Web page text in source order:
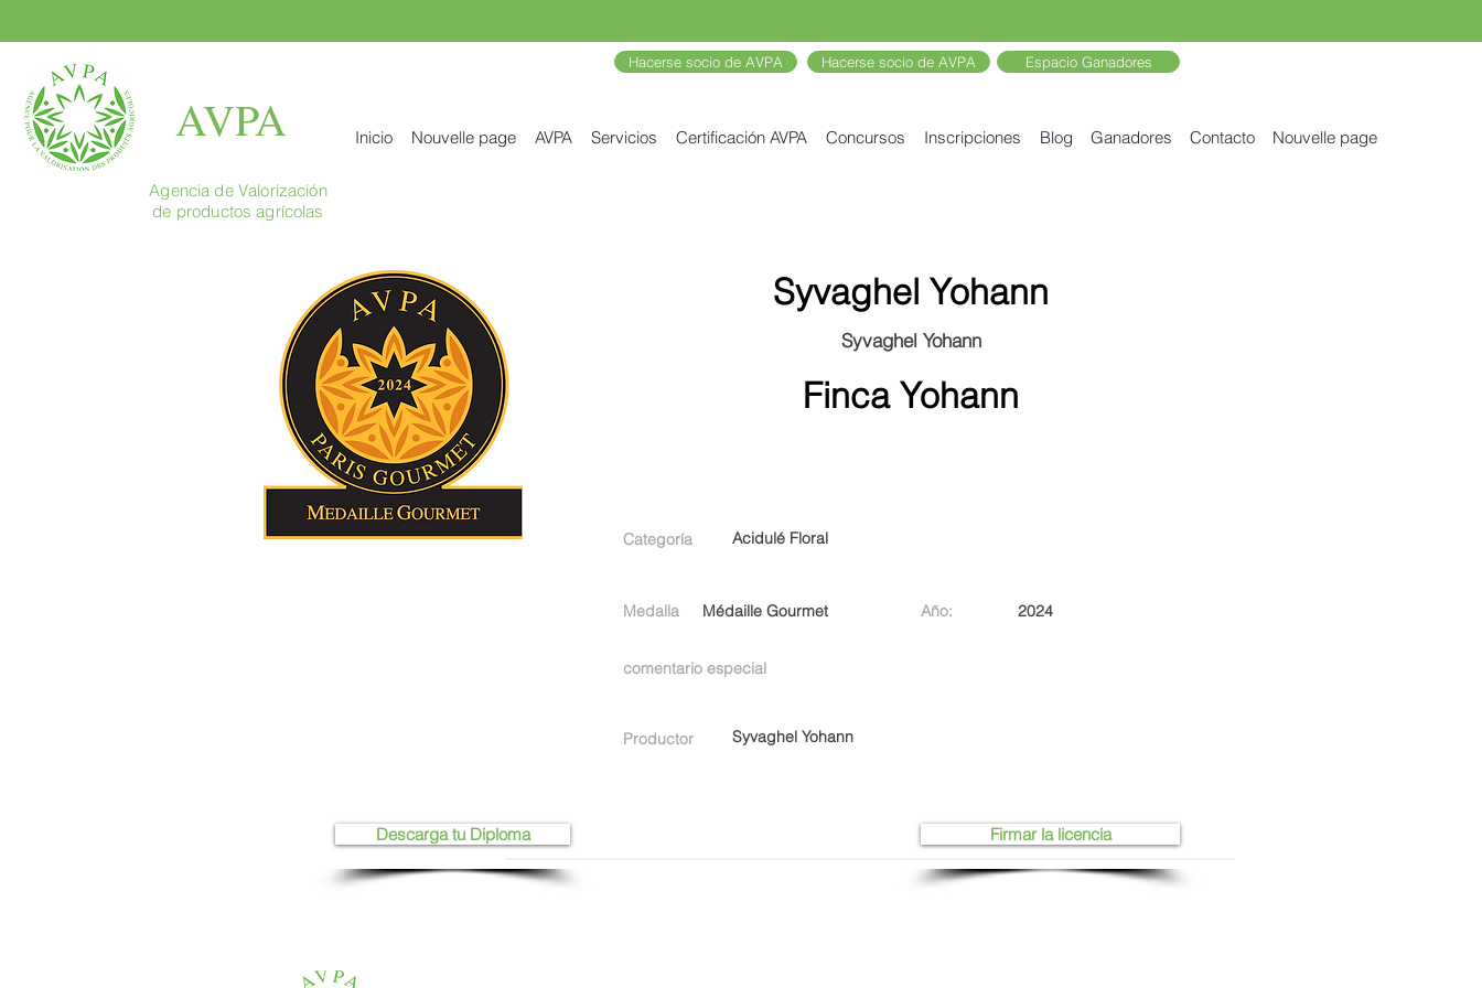
AVPA
Hacerse socio de AVPA Hacerse socio de AVPA Espacio Ganadores
Inicio Nouvelle page AVPA Servicios Certificación AVPA Concursos Inscripciones Blog Ganadores Contacto Nouvelle page
Agencia de Valorización
de productos agrícolas
Syvaghel Yohann
Syvaghel Yohann
Finca Yohann
Categoría Acidulé Floral
Medalla Médaille Gourmet Año: 2024
comentario especial
Productor Syvaghel Yohann
Firmar la licencia
Descarga tu Diploma